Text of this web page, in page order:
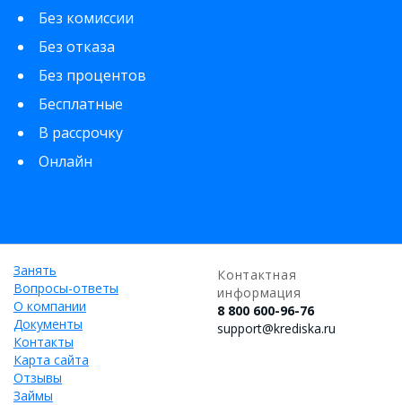
Без комиссии
Без отказа
Без процентов
Бесплатные
В рассрочку
Онлайн
Занять
Вопросы-ответы
О компании
Документы
Контакты
Карта сайта
Отзывы
Займы
Контактная
информация
8 800 600-96-76
support@krediska.ru